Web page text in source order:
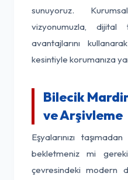
sunuyoruz.
vizyonumuzla, dijital
avantajlarını
kesintiyle korumanıza
Bilecik
ve Arşivleme
Eşyalarınızı
bekletmeniz mi
çevresindeki modern